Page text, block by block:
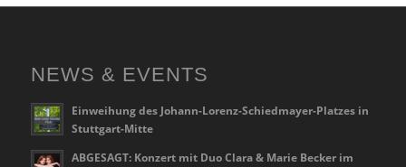
NEWS & EVENTS
Einweihung des Johann-Lorenz-Schiedmayer-Platzes in
Stuttgart-Mitte
ABGESAGT: Konzert mit Duo Clara & Marie Becker im